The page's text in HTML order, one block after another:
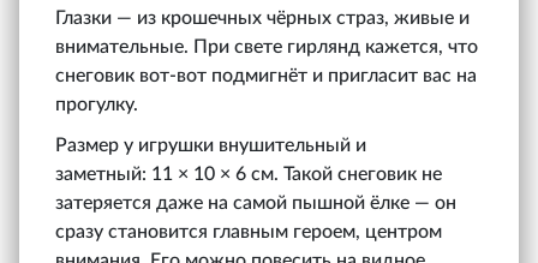
Глазки — из крошечных чёрных страз, живые и
внимательные. При свете гирлянд кажется, что
снеговик вот-вот подмигнёт и пригласит вас на
прогулку.
Размер у игрушки внушительный и
заметный: 11 × 10 × 6 см. Такой снеговик не
затеряется даже на самой пышной ёлке — он
сразу становится главным героем, центром